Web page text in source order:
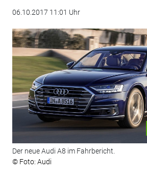
06.10.2017 11:01 Uhr
Der neue Audi A8 im Fahrbericht.
© Foto: Audi